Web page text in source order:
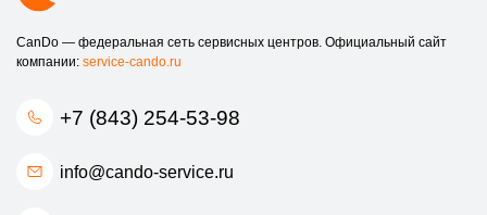
CanDo — федеральная сеть сервисных центров. Официальный сайт
компании: service-cando.ru
+7 (843) 254-53-98
info@cando-service.ru